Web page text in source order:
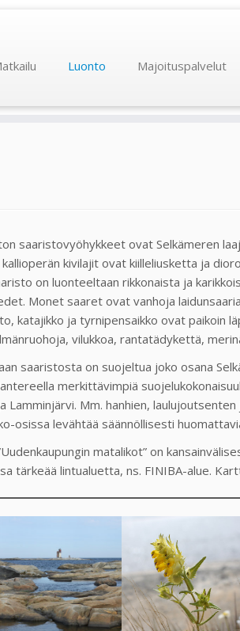
Luonto Majoituspalvelut
saaristovyöhykkeet ovat Selkämeren
kivilajit ovat kiilleliusketta ja
on luonteeltaan rikkonaista ja
Monet saaret ovat vanhoja
katajikko ja tyrnipensaikko ovat paikoin
vilukkoa, rantatädykettä,
saaristosta on suojeltua joko osana
merkittävimpiä
Lamminjärvi. Mm. hanhien,
osissa levähtää säännöllisesti
matalikot” on
tärkeää lintualuetta, ns. FINIBA-alue.